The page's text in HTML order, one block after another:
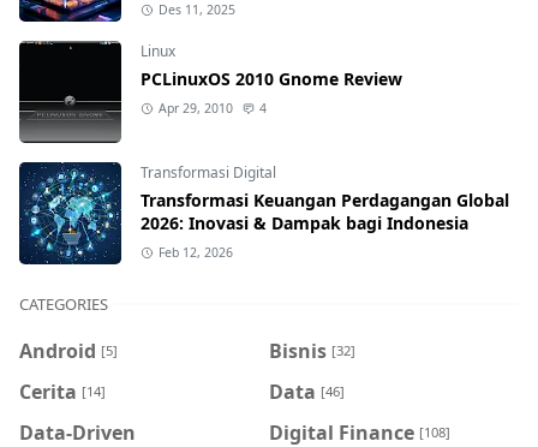
Des 11, 2025
Linux
PCLinuxOS 2010 Gnome Review
Apr 29, 2010 4
Transformasi Digital
Transformasi Keuangan Perdagangan Global
2026: Inovasi & Dampak bagi Indonesia
Feb 12, 2026
CATEGORIES
Android [5] Bisnis [32]
Cerita [14] Data [46]
Data-Driven
Digital Finance [108]